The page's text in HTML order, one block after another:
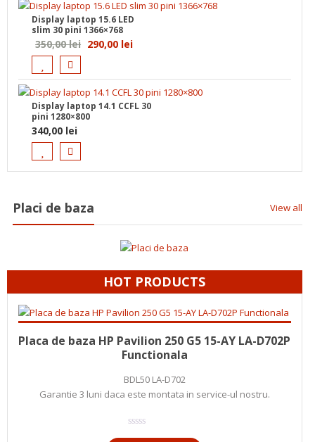
fost:
420,00 lei.
350,00 lei.
Display laptop 15.6 LED
slim 30 pini 1366×768
350,00lei Prețul
a
fost:
350,00 lei.
290,00 leiPrețul
este:
290,00 lei.
Display laptop 14.1 CCFL 30
pini 1280×800
340,00 lei
Placi de baza View all
HOT PRODUCTS
Adaugă în coș 125,00lei
Placa de baza HP Pavilion 250 G5 15-AY LA-D702P
Functionala
BDL50 LA-D702
Garantie 3 luni daca este montata in service-ul nostru.